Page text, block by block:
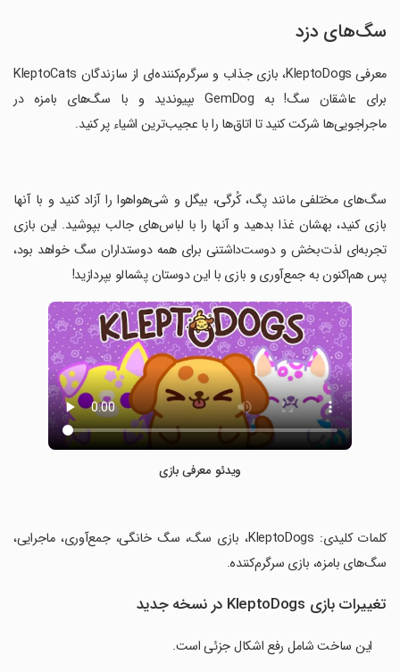
سگ‌های دزد
معرفی KleptoDogs، بازی جذاب و سرگرم‌کننده‌ای از سازندگان KleptoCats
برای عاشقان سگ! به GemDog بپیوندید و با سگ‌های بامزه در
ماجراجویی‌ها شرکت کنید تا اتاق‌ها را با عجیب‌ترین اشیاء پر کنید.
‏سگ‌های مختلفی مانند پگ، کُرگی، بیگل و شی‌هواهوا را آزاد کنید و با آنها
بازی کنید، بهشان غذا بدهید و آنها را با لباس‌های جالب بپوشید. این بازی
تجربه‌ای لذت‌بخش و دوست‌داشتنی برای همه دوستداران سگ خواهد بود،
پس هم‌اکنون به جمع‌آوری و بازی با این دوستان پشمالو بپردازید!
ویدئو معرفی بازی
‏کلمات کلیدی: KleptoDogs، بازی سگ، سگ خانگی، جمع‌آوری، ماجرایی،
سگ‌های بامزه، بازی سرگرم‌کننده.
تغییرات بازی KleptoDogs در نسخه جدید
این ساخت شامل رفع اشکال جزئی است.